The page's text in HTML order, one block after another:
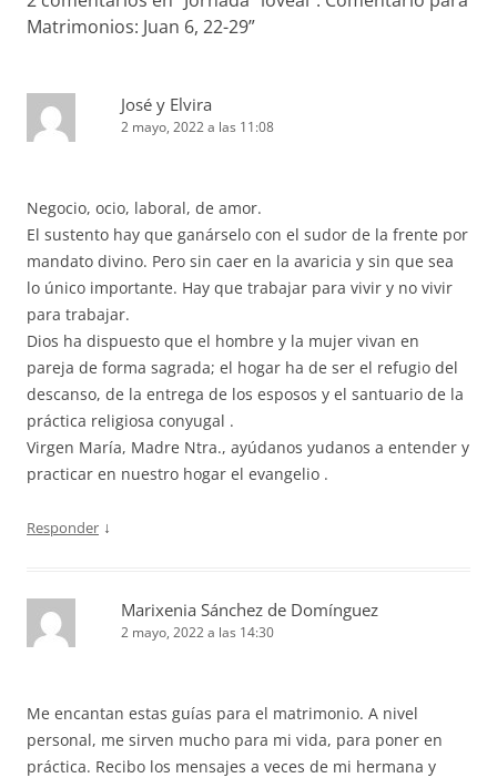
Matrimonios: Juan 6, 22-29”
José y Elvira
2 mayo, 2022 a las 11:08
Negocio, ocio, laboral, de amor.
El sustento hay que ganárselo con el sudor de la frente por
mandato divino. Pero sin caer en la avaricia y sin que sea
lo único importante. Hay que trabajar para vivir y no vivir
para trabajar.
Dios ha dispuesto que el hombre y la mujer vivan en
pareja de forma sagrada; el hogar ha de ser el refugio del
descanso, de la entrega de los esposos y el santuario de la
práctica religiosa conyugal .
Virgen María, Madre Ntra., ayúdanos yudanos a entender y
practicar en nuestro hogar el evangelio .
Responder ↓
Marixenia Sánchez de Domínguez
2 mayo, 2022 a las 14:30
Me encantan estas guías para el matrimonio. A nivel
personal, me sirven mucho para mi vida, para poner en
práctica. Recibo los mensajes a veces de mi hermana y